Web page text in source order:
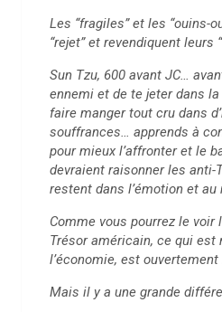
Les “fragiles” et les “ouins-
“rejet” et revendiquent leurs
Sun Tzu, 600 avant JC…
ennemi et de te jeter dans
faire manger tout cru dans
souffrances… apprends à
pour mieux l’affronter et le
devraient raisonner les anti-
restent dans l’émotion et au
Comme vous pourrez le voir
Trésor américain, ce qui est
l’économie, est
Mais il y a une grande